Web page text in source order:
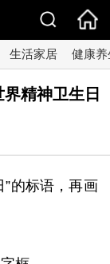
生活家居 健康养
精神卫生日
”的标语，再画